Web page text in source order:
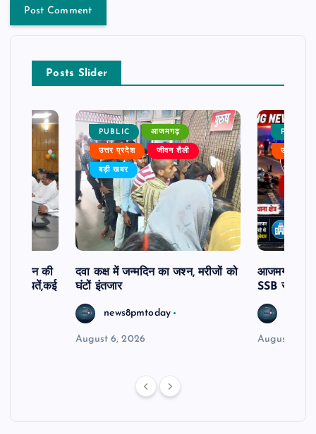
Posts Slider
की
शिकायतें,कई
PUBLIC आजमगढ़
उत्तर प्रदेश जीवन शैली
बड़ी खबर
दवा कक्ष में जन्मदिन का जश्न, मरीजों को
घंटों इंतजार
news8pmtoday
August 6, 2026
PUBLIC
उत्तर
आजमगढ़
SSB सुबेदार
August 6,